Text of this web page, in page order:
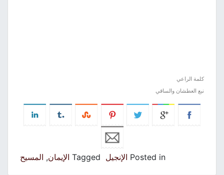
كلمة الراعي
نبع العطشان والساقي
Posted in الإنجيل Tagged الإيمان,المسيح